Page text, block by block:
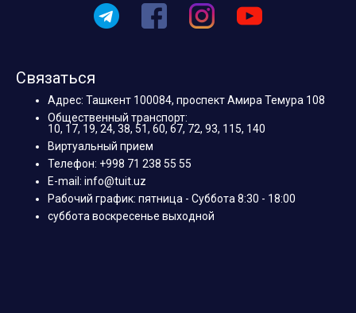
Связаться
Адрес: Ташкент 100084, проспект Амира Темура 108
Общественный транспорт:
10, 17, 19, 24, 38, 51, 60, 67, 72, 93, 115, 140
Виртуальный прием
Телефон: +998 71 238 55 55
E-mail: info@tuit.uz
Рабочий график: пятница - Суббота 8:30 - 18:00
суббота воскресенье выходной